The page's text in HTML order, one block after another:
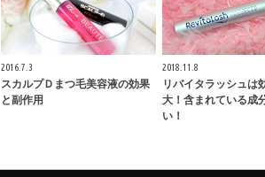
2016.7.3
スカルプＤまつ毛美容液の効果
と副作用
2018.11.8
リバイタラッシュは
大！含まれている成
い！